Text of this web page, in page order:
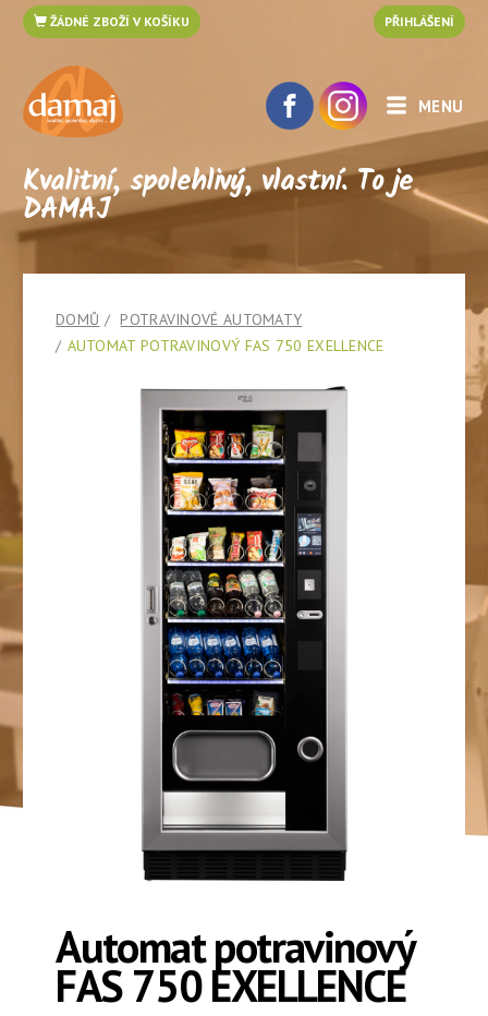
PŘIHLÁŠENÍ
ŽÁDNÉ ZBOŽÍ V KOŠÍKU
Kvalitní, spolehlivý, vlastní. To je
DAMAJ
MENU
DOMŮ
POTRAVINOVÉ AUTOMATY
AUTOMAT POTRAVINOVÝ FAS 750 EXELLENCE
Automat potravinový
FAS 750 EXELLENCE